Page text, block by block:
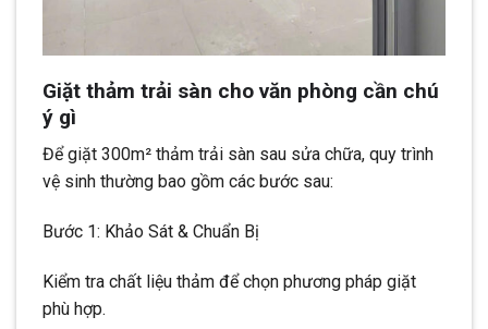
Giặt thảm trải sàn cho văn phòng cần chú
ý gì
Để giặt 300m² thảm trải sàn sau sửa chữa, quy trình
vệ sinh thường bao gồm các bước sau:
Bước 1: Khảo Sát & Chuẩn Bị
Kiểm tra chất liệu thảm để chọn phương pháp giặt
phù hợp.